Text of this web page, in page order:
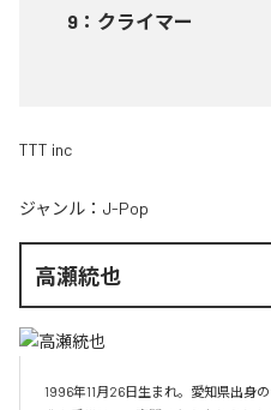
9 ： クライマー
TTT inc
ジャンル： J-Pop
高瀬統也
1996年11月26日生まれ。愛知県出身